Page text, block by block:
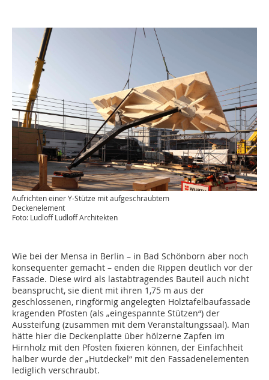
Aufrichten einer Y-Stütze mit aufgeschraubtem
Deckenelement
Foto: Ludloff Ludloff Architekten
Wie bei der Mensa in Berlin – in Bad Schönborn aber noch
konsequenter gemacht – enden die Rippen deutlich vor der
Fassade. Diese wird als lastabtragendes Bauteil auch nicht
beansprucht, sie dient mit ihren 1,75 m aus der
geschlossenen, ringförmig angelegten Holztafelbaufassade
kragenden Pfosten (als „eingespannte Stützen“) der
Aussteifung (zusammen mit dem Veranstaltungssaal). Man
hätte hier die Deckenplatte über hölzerne Zapfen im
Hirnholz mit den Pfosten fixieren können, der Einfachheit
halber wurde der „Hutdeckel“ mit den Fassadenelementen
lediglich verschraubt.